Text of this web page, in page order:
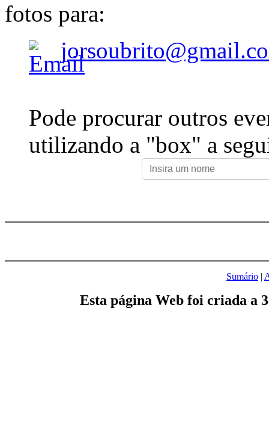
fotos para:
Pode procurar outros
utilizando a "box" a
Sumário |
Esta página Web foi criada a